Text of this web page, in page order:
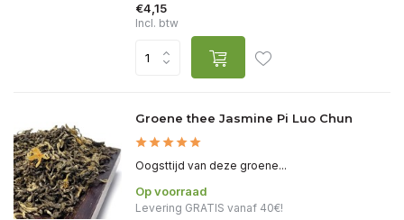
€4,15
Incl. btw
Groene thee Jasmine Pi Luo Chun
Oogsttijd van deze groene...
Op voorraad
Levering GRATIS vanaf 40€!